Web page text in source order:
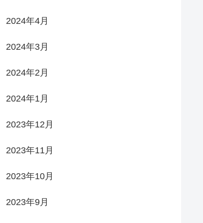
2024年4月
2024年3月
2024年2月
2024年1月
2023年12月
2023年11月
2023年10月
2023年9月